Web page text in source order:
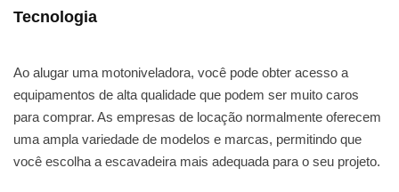
Tecnologia
Ao alugar uma motoniveladora, você pode obter acesso a
equipamentos de alta qualidade que podem ser muito caros
para comprar. As empresas de locação normalmente oferecem
uma ampla variedade de modelos e marcas, permitindo que
você escolha a escavadeira mais adequada para o seu projeto.